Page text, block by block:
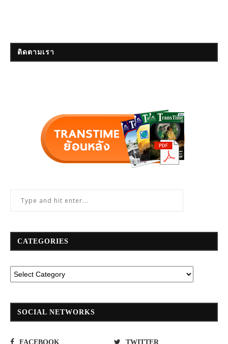
ติดตามเรา
CATEGORIES
SOCIAL NETWORKS
FACEBOOK TWITTER